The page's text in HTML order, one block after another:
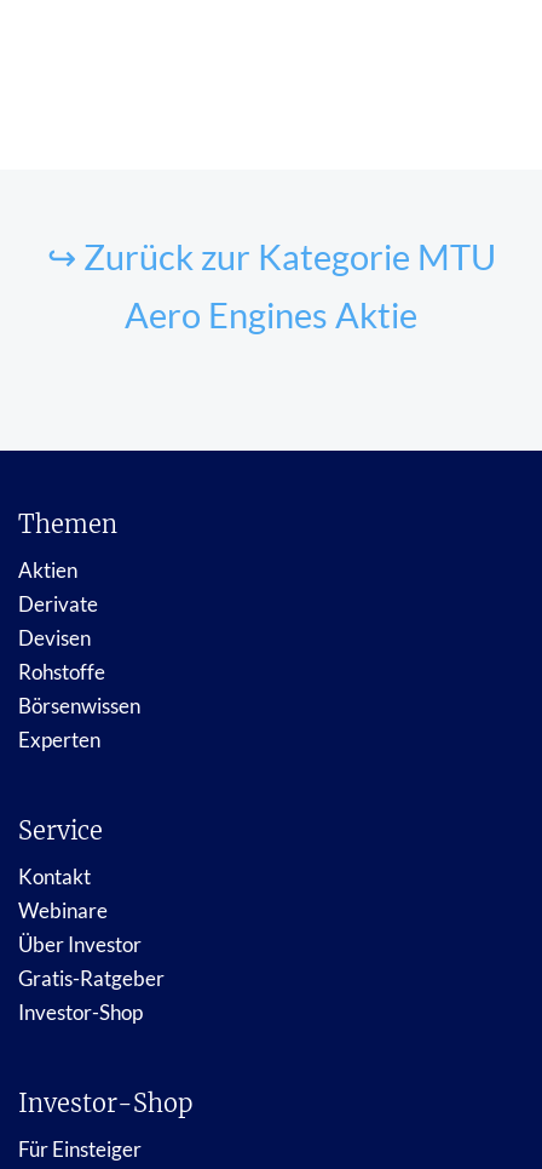
↪ Zurück zur Kategorie MTU
Aero Engines Aktie
Themen
Aktien
Derivate
Devisen
Rohstoffe
Börsenwissen
Experten
Service
Kontakt
Webinare
Über Investor
Gratis-Ratgeber
Investor-Shop
Investor-Shop
Für Einsteiger